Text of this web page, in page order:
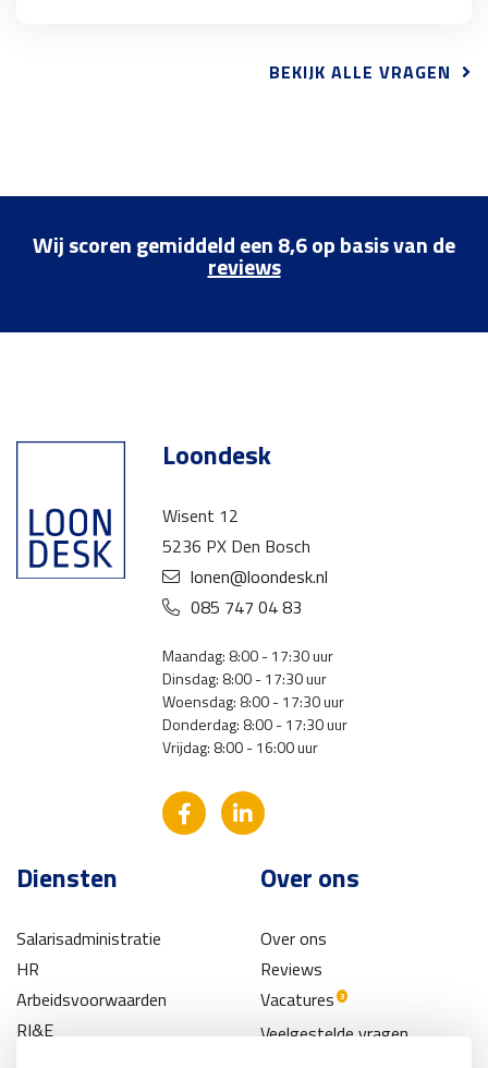
BEKIJK ALLE VRAGEN
Wij scoren gemiddeld een 8,6 op basis van de
reviews
Loondesk
Wisent 12
5236 PX Den Bosch
lonen@loondesk.nl
085 747 04 83
Maandag: 8:00 - 17:30 uur
Dinsdag: 8:00 - 17:30 uur
Woensdag: 8:00 - 17:30 uur
Donderdag: 8:00 - 17:30 uur
Vrijdag: 8:00 - 16:00 uur
Diensten
Salarisadministratie
HR
Arbeidsvoorwaarden
RI&E
Over ons
Over ons
Reviews
Vacatures 3
Veelgestelde vragen